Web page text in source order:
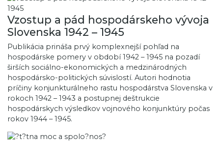
Vzostup a pád hospodárskeho vývoja
Slovenska 1942 – 1945
Publikácia prináša prvý komplexnejší pohľad na
hospodárske pomery v období 1942 – 1945 na pozadí
širších sociálno-ekonomických a medzinárodných
hospodársko-politických súvislostí. Autori hodnotia
príčiny konjunkturálneho rastu hospodárstva Slovenska v
rokoch 1942 – 1943 a postupnej deštrukcie
hospodárskych výsledkov vojnového konjunktúry počas
rokov 1944 – 1945.